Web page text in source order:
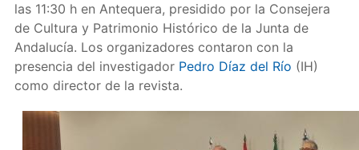
las 11:30 h en Antequera, presidido por la Consejera
de Cultura y Patrimonio Histórico de la Junta de
Andalucía. Los organizadores contaron con la
presencia del investigador Pedro Díaz del Río (IH)
como director de la revista.